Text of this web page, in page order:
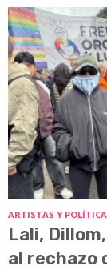
ARTISTAS Y POLÍTICA
Lali,
al rechazo